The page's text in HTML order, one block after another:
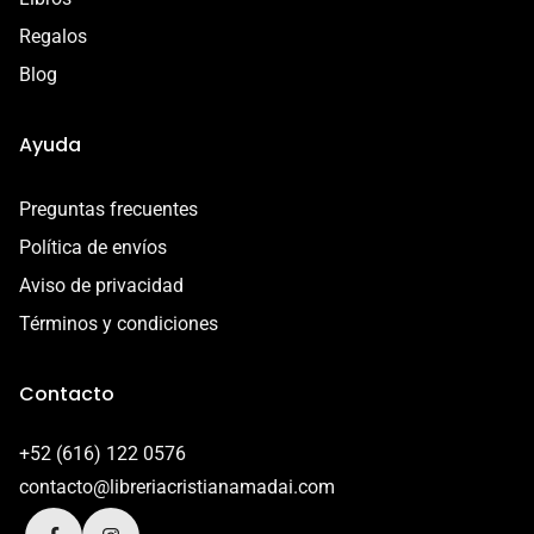
Regalos
Blog
Ayuda
Preguntas frecuentes
Política de envíos
Aviso de privacidad
Términos y condiciones
Contacto
+52 (616) 122 0576
contacto@libreriacristianamadai.com